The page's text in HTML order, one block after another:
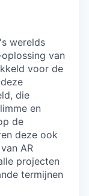
werelds
van
voor de
die
en
de
deze ook
AR
projecten
termijnen